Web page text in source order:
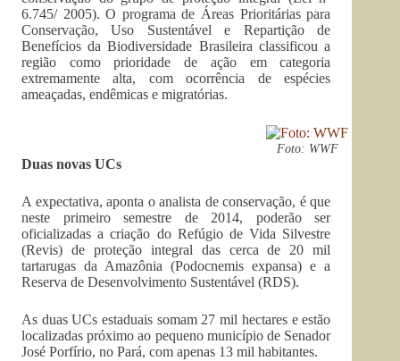
6.745/ 2005). O programa de Áreas Prioritárias para
Conservação, Uso Sustentável e Repartição de
Benefícios da Biodiversidade Brasileira classificou a
região como prioridade de ação em categoria
extremamente alta, com ocorrência de espécies
ameaçadas, endêmicas e migratórias.
Foto: WWF
Duas novas UCs
A expectativa, aponta o analista de conservação, é que
neste primeiro semestre de 2014, poderão ser
oficializadas a criação do Refúgio de Vida Silvestre
(Revis) de proteção integral das cerca de 20 mil
tartarugas da Amazônia (Podocnemis expansa) e a
Reserva de Desenvolvimento Sustentável (RDS).
As duas UCs estaduais somam 27 mil hectares e estão
localizadas próximo ao pequeno município de Senador
José Porfírio, no Pará, com apenas 13 mil habitantes.